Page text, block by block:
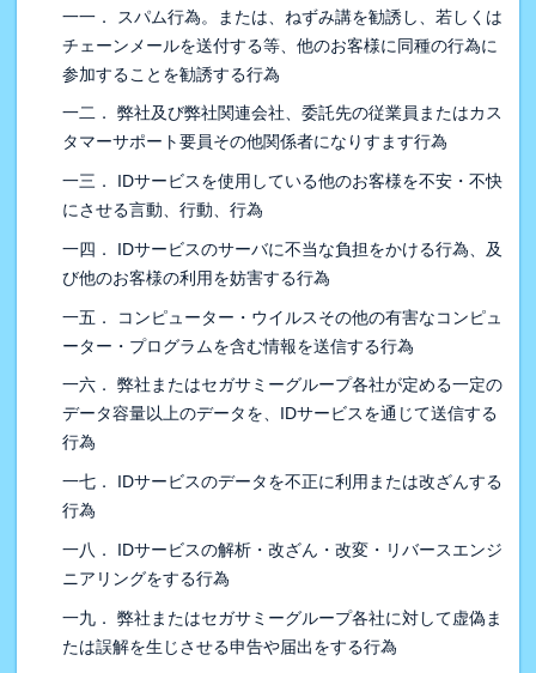
一一． スパム行為。または、ねずみ講を勧誘し、若しくは
チェーンメールを送付する等、他のお客様に同種の行為に
参加することを勧誘する行為
一二． 弊社及び弊社関連会社、委託先の従業員またはカス
タマーサポート要員その他関係者になりすます行為
一三． IDサービスを使用している他のお客様を不安・不快
にさせる言動、行動、行為
一四． IDサービスのサーバに不当な負担をかける行為、及
び他のお客様の利用を妨害する行為
一五． コンピューター・ウイルスその他の有害なコンピュ
ーター・プログラムを含む情報を送信する行為
一六． 弊社またはセガサミーグループ各社が定める一定の
データ容量以上のデータを、IDサービスを通じて送信する
行為
一七． IDサービスのデータを不正に利用または改ざんする
行為
一八． IDサービスの解析・改ざん・改変・リバースエンジ
ニアリングをする行為
一九． 弊社またはセガサミーグループ各社に対して虚偽ま
たは誤解を生じさせる申告や届出をする行為